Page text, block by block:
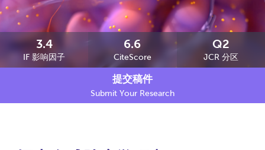
出版费用
加入我们
English
3.4
IF 影响因子
6.6
CiteScore
Q2
JCR 分区
提交稿件
Submit Your Research